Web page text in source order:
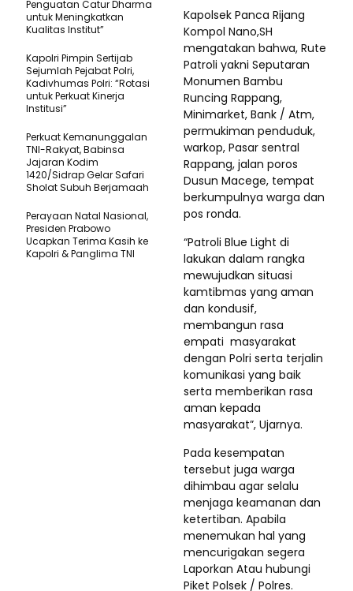
Kapolsek Panca Rijang
Kompol Nano,SH
mengatakan bahwa, Rute
Patroli yakni Seputaran
Monumen Bambu
Runcing Rappang,
Minimarket, Bank / Atm,
permukiman penduduk,
warkop, Pasar sentral
Rappang, jalan poros
Dusun Macege, tempat
berkumpulnya warga dan
pos ronda.
“Patroli Blue Light di
lakukan dalam rangka
mewujudkan situasi
kamtibmas yang aman
dan kondusif,
membangun rasa
empati masyarakat
dengan Polri serta terjalin
komunikasi yang baik
serta memberikan rasa
aman kepada
masyarakat”, Ujarnya.
Pada kesempatan
tersebut juga warga
dihimbau agar selalu
menjaga keamanan dan
ketertiban. Apabila
menemukan hal yang
mencurigakan segera
Laporkan Atau hubungi
Piket Polsek / Polres.
Penguatan Catur Dharma
untuk Meningkatkan
Kualitas Institut”
Kapolri Pimpin Sertijab
Sejumlah Pejabat Polri,
Kadivhumas Polri: “Rotasi
untuk Perkuat Kinerja
Institusi”
Perkuat Kemanunggalan
TNI-Rakyat, Babinsa
Jajaran Kodim
1420/Sidrap Gelar Safari
Sholat Subuh Berjamaah
Perayaan Natal Nasional,
Presiden Prabowo
Ucapkan Terima Kasih ke
Kapolri & Panglima TNI